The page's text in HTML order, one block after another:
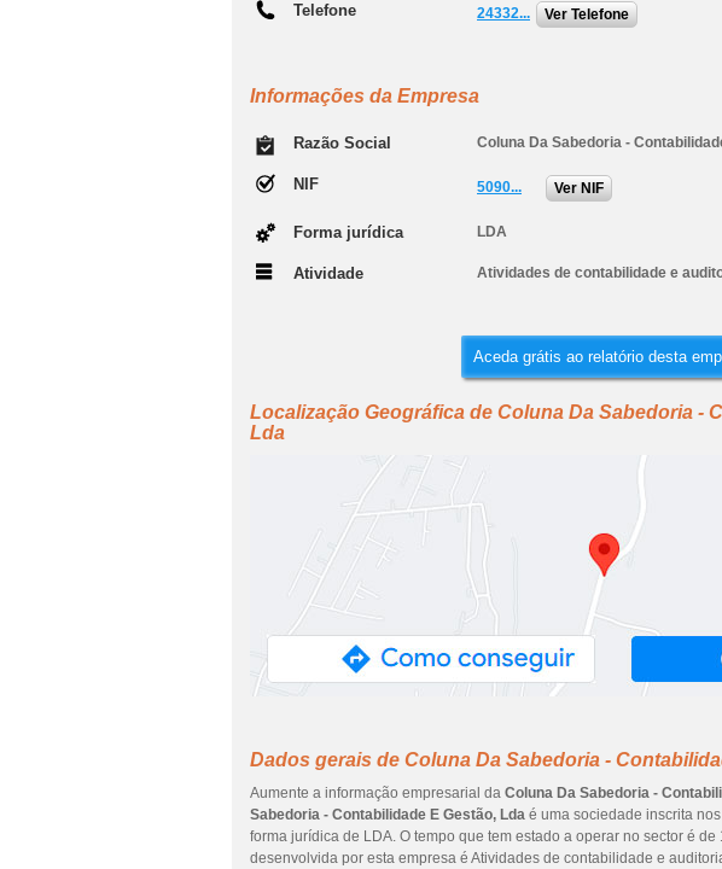
Telefone 24332... Ver Telefone
Informações da Empresa
Razão Social Coluna Da Sabedoria -
NIF 5090... Ver NIF
Forma jurídica LDA
Atividade Atividades de contabilidade e
Aceda grátis ao relatório desta
Localização Geográfica de Coluna Da Sabedoria -
Lda
Dados gerais de Coluna Da Sabedoria -
Aumente a informação empresarial da Coluna Da Sabedoria -
Sabedoria - Contabilidade E Gestão, Lda é uma sociedade inscrita
forma jurídica de LDA. O tempo que tem estado a operar no sector é de
desenvolvida por esta empresa é Atividades de contabilidade e